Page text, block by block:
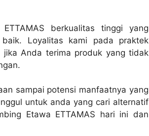
berkualitas tinggi yang
Loyalitas kami pada praktek
Anda terima produk yang tidak
sampai potensi manfaatnya yang
untuk anda yang cari alternatif
Etawa ETTAMAS hari ini dan